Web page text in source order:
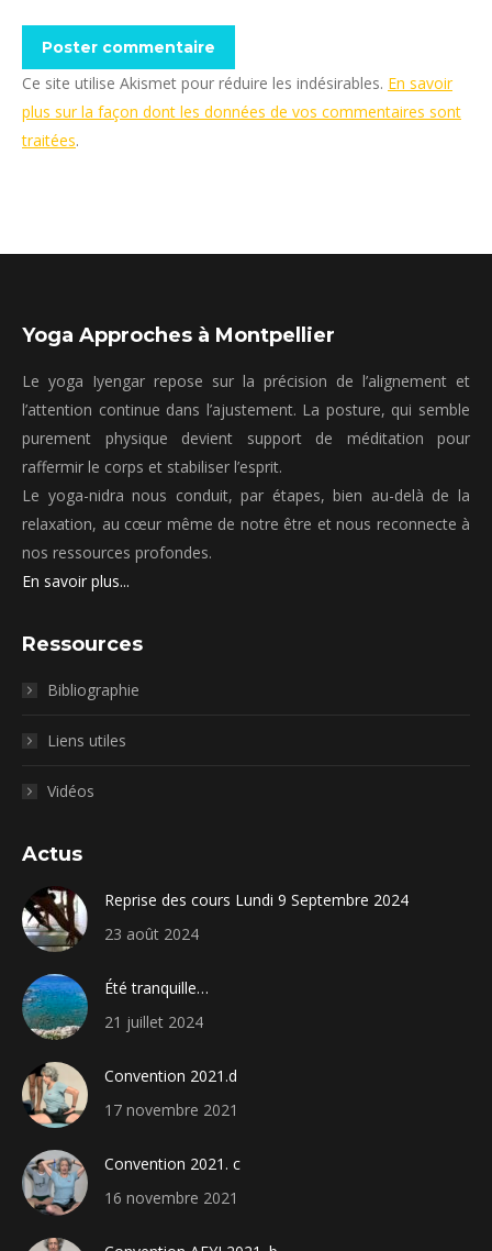
Poster commentaire
Ce site utilise Akismet pour réduire les indésirables. En savoir
plus sur la façon dont les données de vos commentaires sont
traitées.
Yoga Approches à Montpellier
Le yoga Iyengar repose sur la précision de l’alignement et
l’attention continue dans l’ajustement. La posture, qui semble
purement physique devient support de méditation pour
raffermir le corps et stabiliser l’esprit.
Le yoga-nidra nous conduit, par étapes, bien au-delà de la
relaxation, au cœur même de notre être et nous reconnecte à
nos ressources profondes.
En savoir plus...
Ressources
Bibliographie
Liens utiles
Vidéos
Actus
Reprise des cours Lundi 9 Septembre 2024
23 août 2024
Été tranquille…
21 juillet 2024
Convention 2021.d
17 novembre 2021
Convention 2021. c
16 novembre 2021